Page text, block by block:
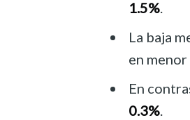
1.5%.
La baja
en
En
0.3%.